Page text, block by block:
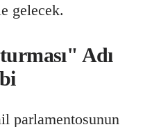
gelecek.
Adı
parlamentosunun